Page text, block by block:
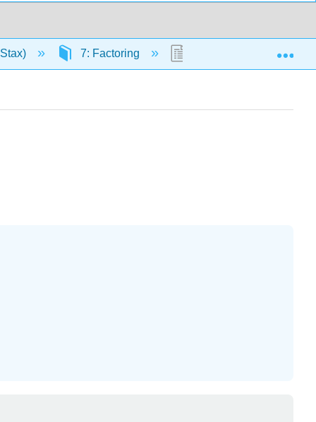
7: Factoring 7.4: Factor Productos